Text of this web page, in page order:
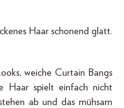
Haar schonend glatt.
weiche Curtain Bangs
Haar spielt einfach nicht
ab und das mühsam